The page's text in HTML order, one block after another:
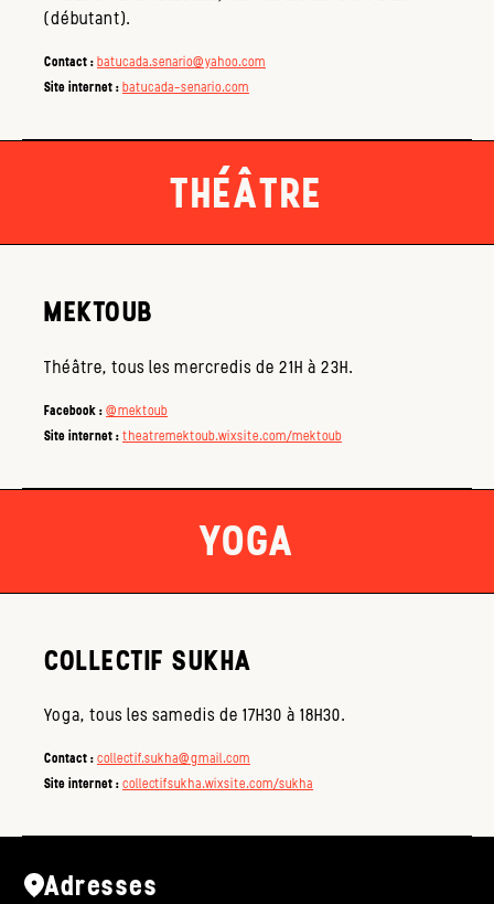
(débutant).
Contact : batucada.senario@yahoo.com
Site internet : batucada-senario.com
THÉÂTRE
MEKTOUB
Théâtre, tous les mercredis de 21H à 23H.
Facebook : @mektoub
Site internet : theatremektoub.wixsite.com/mektoub
YOGA
COLLECTIF SUKHA
Yoga, tous les samedis de 17H30 à 18H30.
Contact : collectif.sukha@gmail.com
Site internet : collectifsukha.wixsite.com/sukha
Adresses